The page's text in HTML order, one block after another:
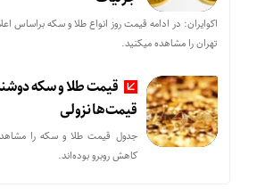
اکوایران: در ادامه قیمت روز انواع طلا و سکه براساس
تهران را مشاهده میکنید.
قیمت‌ها نزولی
جدول قیمت طلا و سکه را
کاهش روبرو بوده‌اند.